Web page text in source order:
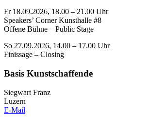
Fr 18.09.2026, 18.00 – 21.00 Uhr
Speakers’ Corner Kunsthalle #8
Offene Bühne – Public Stage
So 27.09.2026, 14.00 – 17.00 Uhr
Finissage – Closing
Basis Kunstschaffende
Siegwart Franz
Luzern
E-Mail